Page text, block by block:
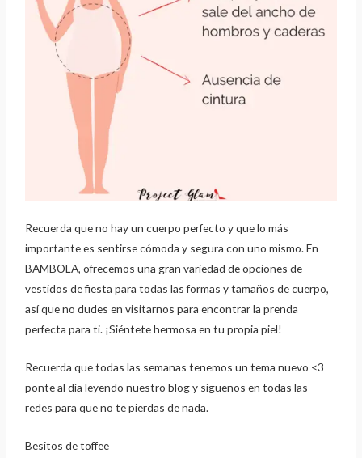
Recuerda que no hay un cuerpo perfecto y que lo más
importante es sentirse cómoda y seguracon uno mismo. En
BAMBOLA, ofrecemos una gran variedad de opciones de
vestidos de fiestapara todas las formas y tamaños de cuerpo,
así que no dudes en visitarnos para encontrar laprenda
perfecta para ti. ¡Siéntete hermosa en tu propia piel!
Recuerda que todas las semanas tenemos un tema nuevo <3
ponte al día leyendo nuestroblog y síguenos en todas las
redes para que no te pierdas de nada.
Besitos de toffee